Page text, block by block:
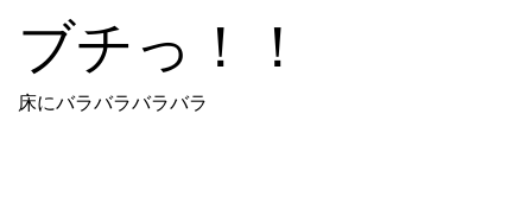
ブチっ！！
床にバラバラバラバラ